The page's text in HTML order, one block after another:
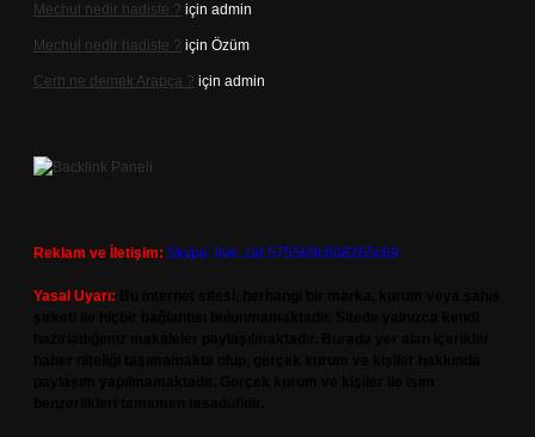
Mechul nedir hadiste ? için admin
Mechul nedir hadiste ? için Özüm
Cerh ne demek Arapça ? için admin
Reklam ve İletişim: Skype: live:.cid.575569c608265c69
Yasal Uyarı: